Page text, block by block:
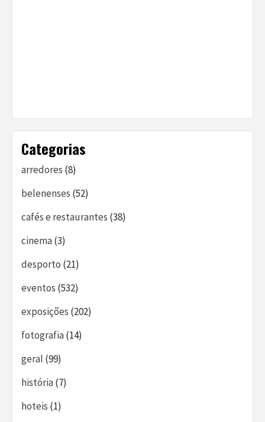
Categorias
arredores (8)
belenenses (52)
cafés e restaurantes (38)
cinema(3)
desporto (21)
eventos (532)
exposições (202)
fotografia(14)
geral (99)
história(7)
hoteis (1)